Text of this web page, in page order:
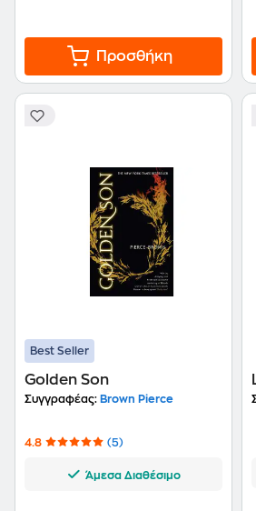
Προσθήκη
Best Seller
Golden Son
Συγγραφέας: Brown Pierce
4.8 (5)
Άμεσα Διαθέσιμο